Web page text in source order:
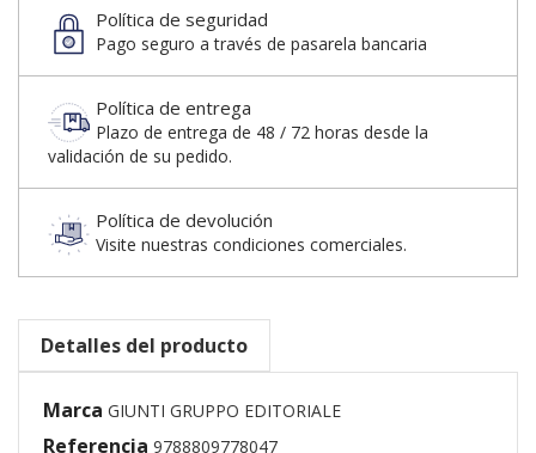
Política de seguridad
Pago seguro a través de pasarela bancaria
Política de entrega
Plazo de entrega de 48 / 72 horas desde la
validación de su pedido.
Política de devolución
Visite nuestras condiciones comerciales.
Detalles del producto
Marca GIUNTI GRUPPO EDITORIALE
Referencia 9788809778047